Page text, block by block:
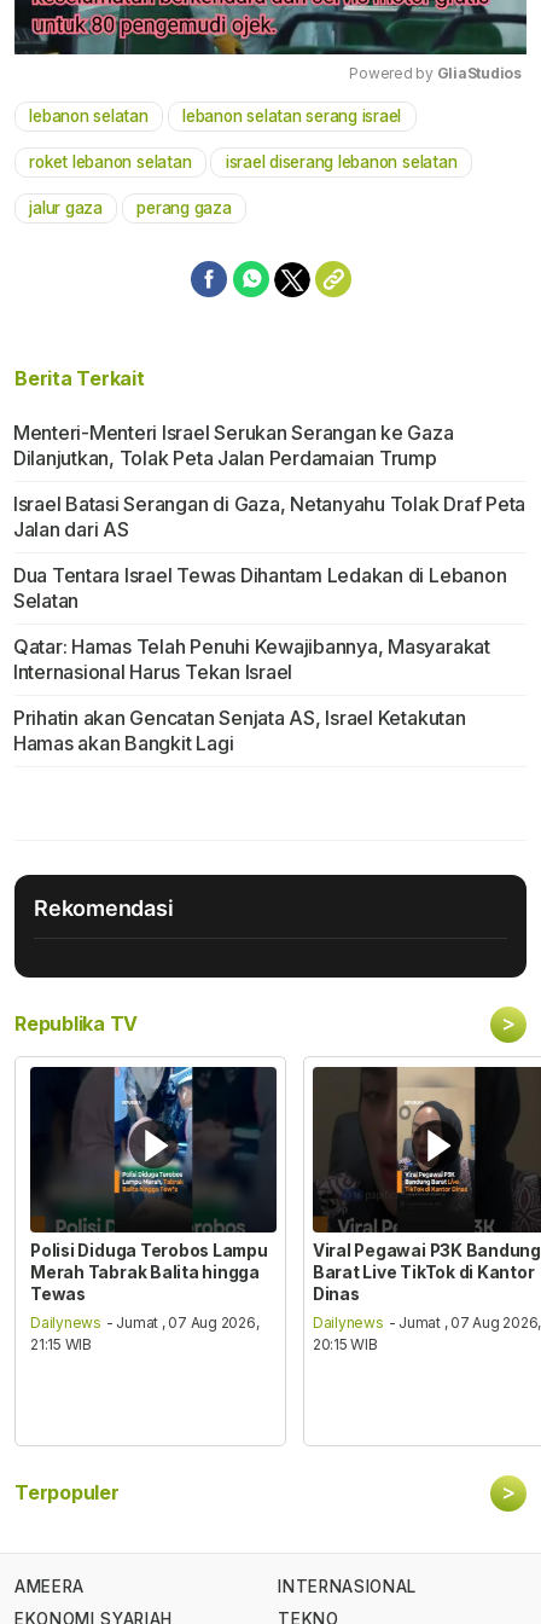
Powered by GliaStudios
lebanon selatan lebanon selatan serang israel
roket lebanon selatan israel diserang lebanon selatan
jalur gaza perang gaza
Berita Terkait
Menteri-Menteri Israel Serukan Serangan ke Gaza
Dilanjutkan, Tolak Peta Jalan Perdamaian Trump
Israel Batasi Serangan di Gaza, Netanyahu Tolak Draf Peta
Jalan dari AS
Dua Tentara Israel Tewas Dihantam Ledakan di Lebanon
Selatan
Qatar: Hamas Telah Penuhi Kewajibannya, Masyarakat
Internasional Harus Tekan Israel
Prihatin akan Gencatan Senjata AS, Israel Ketakutan
Hamas akan Bangkit Lagi
Rekomendasi
Republika TV >
Polisi Diduga Terobos Lampu
Merah Tabrak Balita hingga
Tewas
Dailynews - Jumat , 07 Aug 2026,
21:15 WIB
Viral Pegawai P3K Bandung
Barat Live TikTok di Kantor
Dinas
Dailynews - Jumat , 07 Aug 2026,
20:15 WIB
Terpopuler >
AMEERA
EKONOMI SYARIAH
INTERNASIONAL
TEKNO